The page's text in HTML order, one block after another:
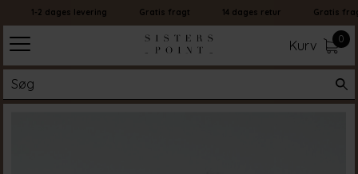
1-2 dages levering Gratis fragt 14 dages retur Gratis fragt
Kurv 0